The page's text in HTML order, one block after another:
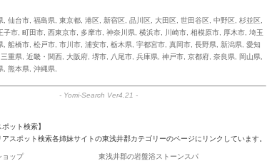
仙台市 福島県 東京都 港区 新宿区 品川区 大田区 世田谷区 中野区 杉並区
子市 町田市 西東京市 多摩市 神奈川県 横浜市 川崎市 相模原市 厚木市 埼玉
船橋市 松戸市 市川市 浦安市 栃木県 宇都宮市 真岡市 長野県 新潟県 愛知
三重県 近畿・関西 大阪府 堺市 八尾市 兵庫県 神戸市 京都府 奈良県 岡山県
熊本県 沖縄県
- Yomi-Search Ver4.21 -
ット検索】
スポット検索各姉妹サイトの東浅井郡カテゴリーのページにリンクしています。
ョップ
東浅井郡の岩盤浴ストーンスパ